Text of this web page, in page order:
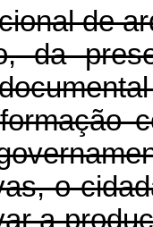
de
da
o
a